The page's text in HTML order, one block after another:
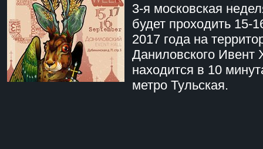
3-я московская
будет проходить 15-
2017 года на
Даниловского Ивент
находится в 10
метро Тульская.